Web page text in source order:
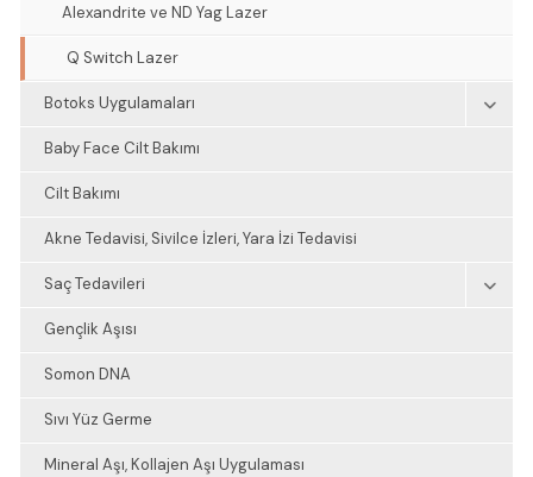
Alexandrite ve ND Yag Lazer
Q Switch Lazer
Botoks Uygulamaları
Baby Face Cilt Bakımı
Cilt Bakımı
Akne Tedavisi, Sivilce İzleri, Yara İzi Tedavisi
Saç Tedavileri
Gençlik Aşısı
Somon DNA
Sıvı Yüz Germe
Mineral Aşı, Kollajen Aşı Uygulaması